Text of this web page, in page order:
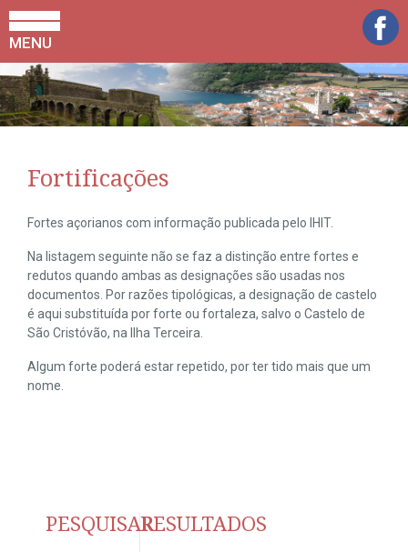
MENU
Fortificações
Fortes açorianos com informação publicada pelo IHIT.
Na listagem seguinte não se faz a distinção entre fortes e
redutos quando ambas as designações são usadas nos
documentos. Por razões tipológicas, a designação de castelo
é aqui substituída por forte ou fortaleza, salvo o Castelo de
São Cristóvão, na Ilha Terceira.
Algum forte poderá estar repetido, por ter tido mais que um
nome.
PESQUISARRESULTADOS